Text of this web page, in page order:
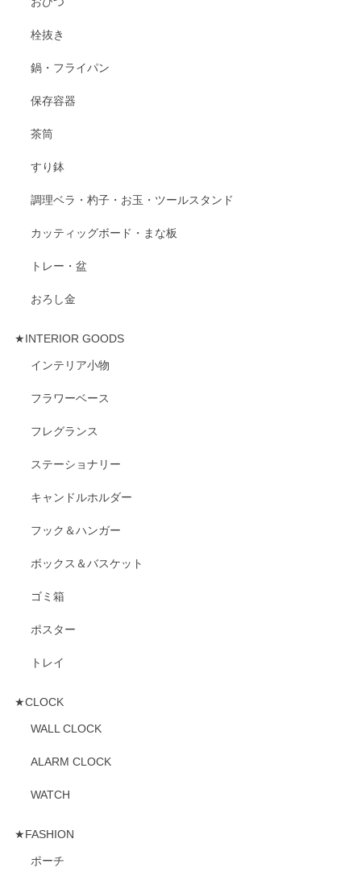
栓抜き
鍋・フライパン
保存容器
茶筒
すり鉢
調理ベラ・杓子・お玉・ツールスタンド
カッティッグボード・まな板
トレー・盆
おろし金
★INTERIOR GOODS
インテリア小物
フラワーベース
フレグランス
ステーショナリー
キャンドルホルダー
フック＆ハンガー
ボックス＆バスケット
ゴミ箱
ポスター
トレイ
★CLOCK
WALL CLOCK
ALARM CLOCK
WATCH
★FASHION
ポーチ